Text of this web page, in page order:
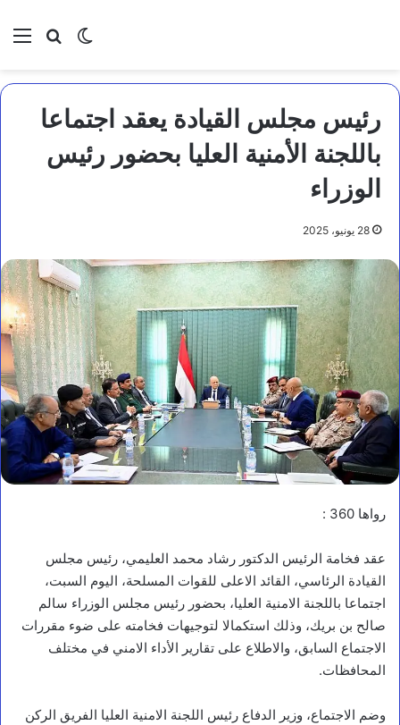
بحثالوضع
رئيس مجلس القيادة يعقد اجتماعا
باللجنة الأمنية العليا بحضور رئيس
الوزراء
28 يونيو، 2025
رواها 360 :
عقد فخامة الرئيس الدكتور رشاد محمد العليمي، رئيس مجلس
القيادة الرئاسي، القائد الاعلى للقوات المسلحة، اليوم السبت،
اجتماعا باللجنة الامنية العليا، بحضور رئيس مجلس الوزراء سالم
صالح بن بريك، وذلك استكمالا لتوجيهات فخامته على ضوء مقررات
الاجتماع السابق، والاطلاع على تقارير الأداء الامني في مختلف
المحافظات.
وضم الاجتماع، وزير الدفاع رئيس اللجنة الامنية العليا الفريق الركن